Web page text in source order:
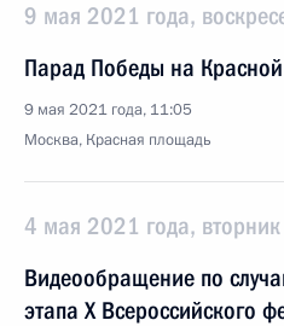
9 мая 2021 года,
Парад Победы на
9 мая 2021 года, 11:05
Москва, Красная площадь
4 мая 2021 года, вторник
Видеообращение по
этапа Х Всероссийского